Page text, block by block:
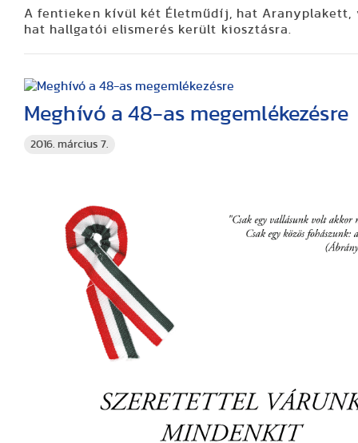
A fentieken kívül két Életműdíj, hat Aranyplakett,
hat hallgatói elismerés került kiosztásra.
2016. március 7.
Meghívó a 48-as megemlékezésre